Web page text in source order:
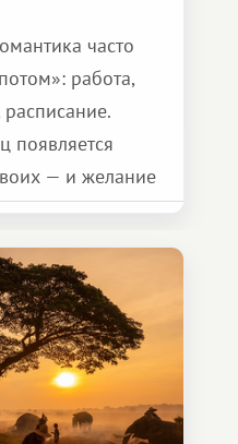
часто
работа,
расписание.
появляется
— и желание
человека что-то